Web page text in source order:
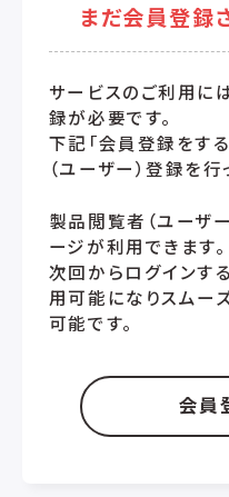
まだ会員登録
サービスのご利用に
録が必要です。
下記「会員登録をす
（ユーザー）登録を行
製品閲覧者（ユーザ
ージが利用できます。
次回からログインす
用可能になりスムー
可能です。
会員